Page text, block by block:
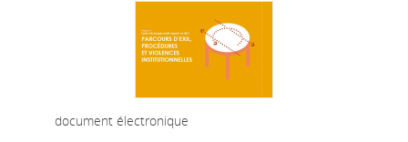
document électronique